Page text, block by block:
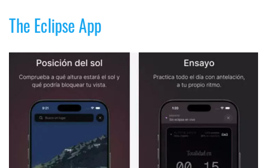
The Eclipse App